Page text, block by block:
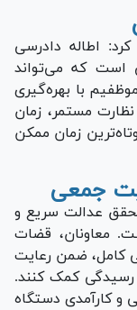
اطاله دادرسی
است که می‌تواند
با بهره‌گیری
مستمر، زمان
زمان ممکن
جمعی
عدالت سریع و
معاونان، قضات
کامل، ضمن رعایت
کمک کنند.
کارآمدی دستگاه